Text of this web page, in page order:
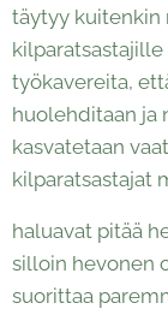
täytyy kuitenkin
työkavereita,
huolehditaan ja
kasvatetaan
kilparatsastajat
haluavat pitää
silloin hevonen
suorittaa